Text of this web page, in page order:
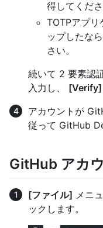
得してくださ
TOTPアプリ
ップしたな
さい。
続いて 2 要素認
入力し、 [Verify]
アカウントが
従って GitHub
GitHub アカ
[ファイル] メニ
ックします。